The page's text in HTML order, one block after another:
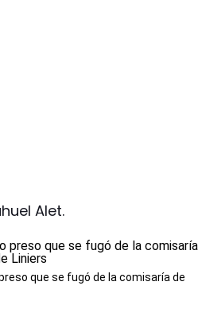
Alet.
que se fugó de la comisaría de